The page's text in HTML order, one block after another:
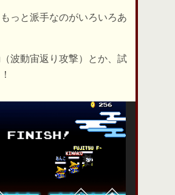
っと派手なのがいろいろあ
波動宙返り攻撃）とか、試